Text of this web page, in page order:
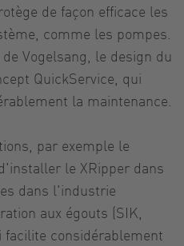
de façon efficace les
comme les pompes.
Vogelsang, le design du
QuickService, qui
la maintenance.
par exemple le
le XRipper dans
dans l'industrie
aux égouts (SIK,
considérablement